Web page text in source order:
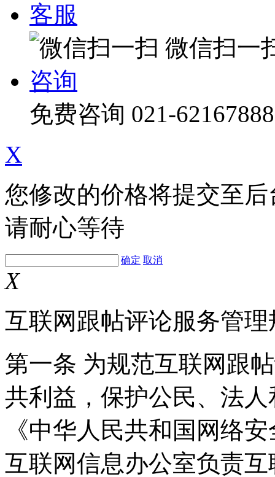
客服
微信扫一
咨询
免费咨询 021-62167888
X
您修改的价格将提交至
请耐心等待
确定 取消
X
互联网跟帖评论服务管理
第一条 为规范互联网跟
共利益，保护公民、法
《中华人民共和国网络
互联网信息办公室负责